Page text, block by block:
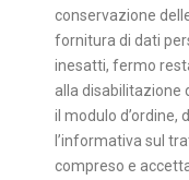
conservazione
fornitura di dati
inesatti, fermo
alla disabilitazione
il modulo d’ordine,
l’informativa sul
compreso e